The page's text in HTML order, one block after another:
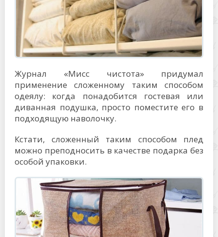
Журнал «Мисс чистота» придумал
применение сложенному таким способом
одеялу: когда понадобится гостевая или
диванная подушка, просто поместите его в
подходящую наволочку.
Кстати, сложенный таким способом плед
можно преподносить в качестве подарка без
особой упаковки.